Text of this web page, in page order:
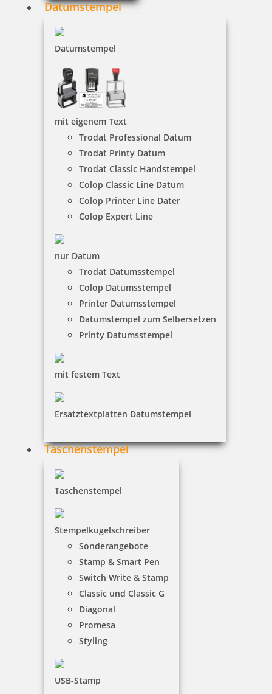
Datumstempel
Datumstempel
mit eigenem Text
Trodat Professional Datum
Trodat Printy Datum
Trodat Classic Handstempel
Colop Classic Line Datum
Colop Printer Line Dater
Colop Expert Line
nur Datum
Trodat Datumsstempel
Colop Datumsstempel
Printer Datumsstempel
Datumstempel zum Selbersetzen
Printy Datumsstempel
mit festem Text
Ersatztextplatten Datumstempel
Taschenstempel
Taschenstempel
Stempelkugelschreiber
Sonderangebote
Stamp & Smart Pen
Switch Write & Stamp
Classic und Classic G
Diagonal
Promesa
Styling
USB-Stamp
Gutschein
145,97 €
Smartpen Heri Stamp & Touch Pen 3304 Stempelkugelschreiber
Pink mit Gutschein
130,46 €
Stempelkugelschreiber Heri Stamp & Touch Pen 3307 Gelb mit
Gutschein
130,46 €
Stempelkugelschreiber Heri 3308 Wood-Look mit Gutschein